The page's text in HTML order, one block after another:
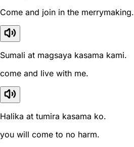
Come and join in the merrymaking.
Sumali at magsaya kasama kami.
come and live with me.
Halika at tumira kasama ko.
you will come to no harm.